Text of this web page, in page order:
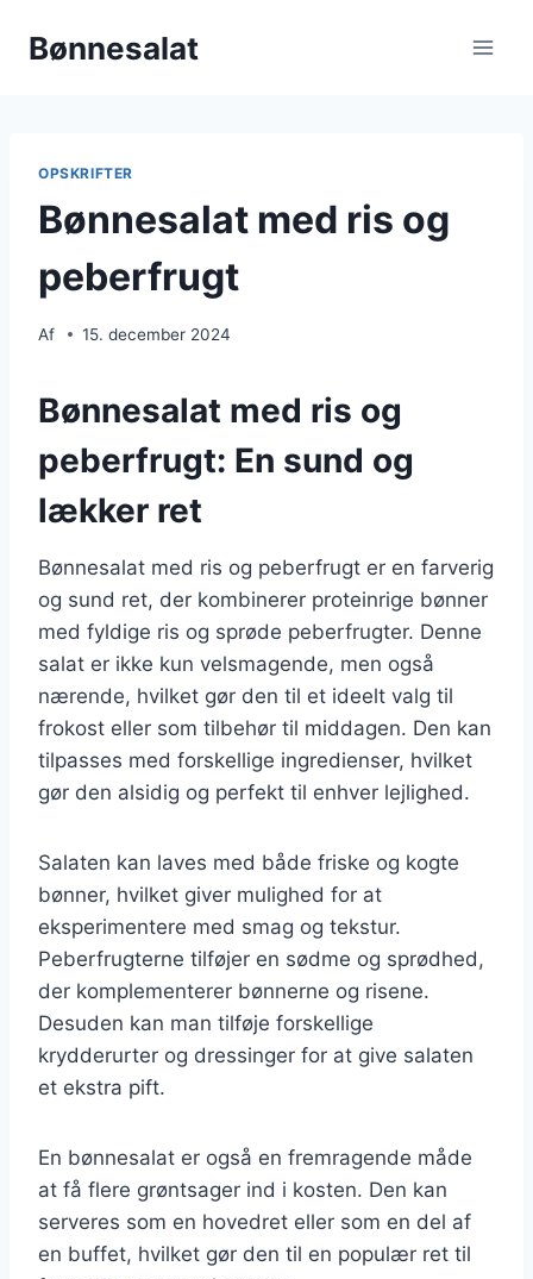
Bønnesalat
OPSKRIFTER
Bønnesalat med ris og
peberfrugt
Af 15. december 2024
Bønnesalat med ris og
peberfrugt: En sund og
lækker ret
Bønnesalat med ris og peberfrugt er en farverig
og sund ret, der kombinerer proteinrige bønner
med fyldige ris og sprøde peberfrugter. Denne
salat er ikke kun velsmagende, men også
nærende, hvilket gør den til et ideelt valg til
frokost eller som tilbehør til middagen. Den kan
tilpasses med forskellige ingredienser, hvilket
gør den alsidig og perfekt til enhver lejlighed.
Salaten kan laves med både friske og kogte
bønner, hvilket giver mulighed for at
eksperimentere med smag og tekstur.
Peberfrugterne tilføjer en sødme og sprødhed,
der komplementerer bønnerne og risene.
Desuden kan man tilføje forskellige
krydderurter og dressinger for at give salaten
et ekstra pift.
En bønnesalat er også en fremragende måde
at få flere grøntsager ind i kosten. Den kan
serveres som en hovedret eller som en del af
en buffet, hvilket gør den til en populær ret til